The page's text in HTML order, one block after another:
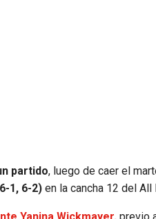
partido, luego de caer el
1, 6-2) en la cancha 12 del All